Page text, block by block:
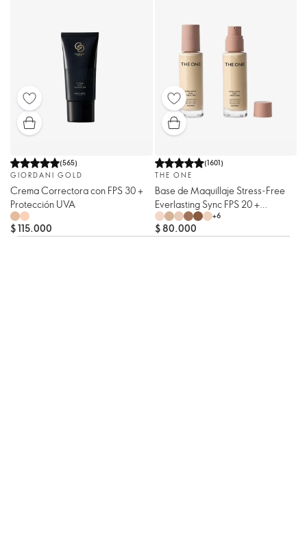
(565)
GIORDANI GOLD
Crema Correctora con FPS 30 +
Protección UVA
$ 115.000
(1601)
THE ONE
Base de Maquillaje Stress-Free
Everlasting Sync FPS 20 +
Protección UVA Natural THE ONE
+6
$ 80.000